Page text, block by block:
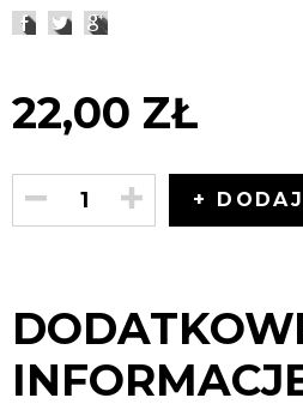
22,00 ZŁ
+